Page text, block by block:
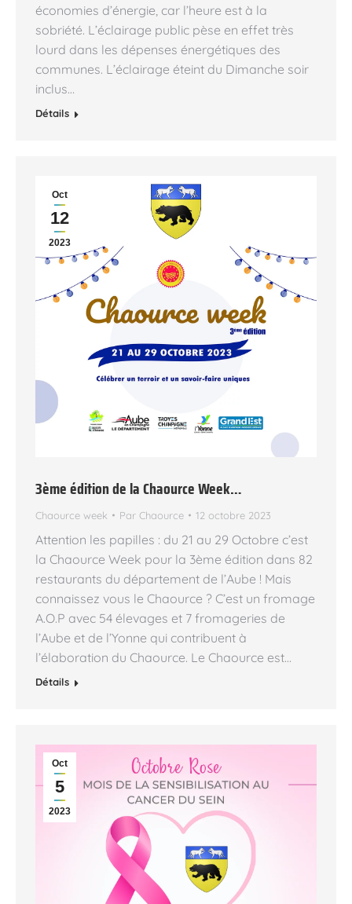
économies d’énergie, car l’heure est à la
sobriété. L’éclairage public pèse en effet très
lourd dans les dépenses énergétiques des
communes. L’éclairage éteint du Dimanche soir
inclus…
Détails
Oct
12
2023
3ème édition de la Chaource Week…
Chaource week Par Chaource 12 octobre 2023
Attention les papilles : du 21 au 29 Octobre c’est
la Chaource Week pour la 3ème édition dans 82
restaurants du département de l’Aube ! Mais
connaissez vous le Chaource ? C’est un fromage
A.O.P avec 54 élevages et 7 fromageries de
l’Aube et de l’Yonne qui contribuent à
l’élaboration du Chaource. Le Chaource est…
Détails
Oct
5
2023